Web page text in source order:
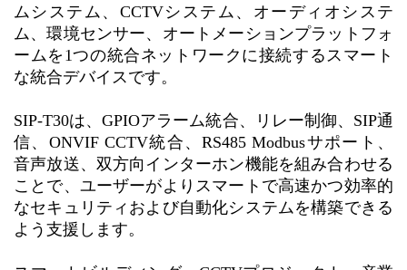
ムシステム、CCTVシステム、オーディオシステ
ム、環境センサー、オートメーションプラットフォ
ームを1つの統合ネットワークに接続するスマート
な統合デバイスです。
SIP-T30は、GPIOアラーム統合、リレー制御、SIP通
信、ONVIF CCTV統合、RS485 Modbusサポート、
音声放送、双方向インターホン機能を組み合わせる
ことで、ユーザーがよりスマートで高速かつ効率的
なセキュリティおよび自動化システムを構築できる
よう支援します。